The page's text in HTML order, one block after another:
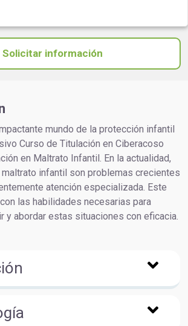
Solicitar información
mundo de la protección infantil
Curso de Titulación en Ciberacoso
en Maltrato Infantil. En la actualidad,
infantil son problemas crecientes
atención especializada. Este
las habilidades necesarias para
y abordar estas situaciones con eficacia.